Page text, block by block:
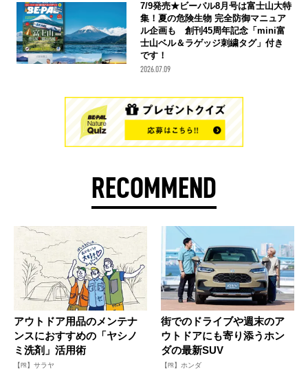
7/9発売★ビーパル8月号は富士山大特
集！夏の危険生物 完全防御マニュア
ル企画も 創刊45周年記念「mini富
士山ベル＆ラゲッジ刺繍タグ」付き
です！
2026.07.09
RECOMMEND
アウトドア用品のメンテナ
ンスにおすすめの「ヤシノ
ミ洗剤」活用術
【PR】サラヤ
街でのドライブや週末のア
ウトドアにも寄り添うホン
ダの最新SUV
【PR】ホンダ